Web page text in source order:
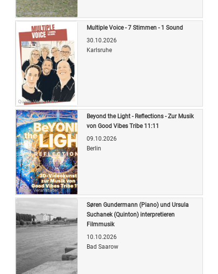
Quelle: Veranstalter
Quelle: Veranstalter
Multiple Voice - 7 Stimmen - 1 Sound
30.10.2026
Karlsruhe
Quelle: Veranstalter
Beyond the Light - Reflections - Zur Musik
von Good Vibes Tribe 11:11
09.10.2026
Berlin
Søren Gundermann (Piano) und Ursula
Suchanek (Quinton) interpretieren
Filmmusik
10.10.2026
Bad Saarow